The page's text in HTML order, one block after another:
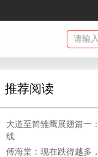
推荐阅读
大道至简雏鹰展翅篇一
线
傅海棠：现在跌得越多